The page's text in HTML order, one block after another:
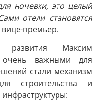
ночевки, это целый
отели становятся
вице-премьер.
развития Максим
очень важными для
стали механизм
строительства и